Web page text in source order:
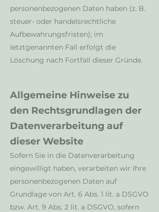
personenbezogenen Daten haben (z. B.
steuer- oder handelsrechtliche
Aufbewahrungsfristen); im
letztgenannten Fall erfolgt die
Löschung nach Fortfall dieser Gründe.
Allgemeine Hinweise zu
den Rechtsgrundlagen der
Datenverarbeitung auf
dieser Website
Sofern Sie in die Datenverarbeitung
eingewilligt haben, verarbeiten wir Ihre
personenbezogenen Daten auf
Grundlage von Art. 6 Abs. 1 lit. a DSGVO
bzw. Art. 9 Abs. 2 lit. a DSGVO, sofern